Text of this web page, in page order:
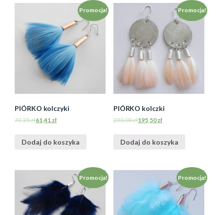
Promocja!
PIÓRKO kolczyki
72,25zł61,41 zł
Dodaj do koszyka
Promocja!
PIÓRKO kolczki
230,00zł195,50zł
Dodaj do koszyka
Promocja! Promocja!